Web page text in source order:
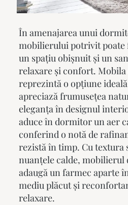
În amenajarea unui
mobilierului potrivit poate
un spațiu obișnuit și un
relaxare și confort.
reprezintă o opțiune
apreciază frumusețea
eleganța în designul
aduce în dormitor un aer
conferind o notă de
rezistă în timp. Cu textura
nuanțele calde, mobilierul
adaugă un farmec aparte
mediu plăcut și
relaxare.